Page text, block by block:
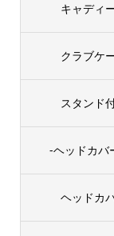
キャディ
クラブケ
スタンド
-ヘッドカバ
ヘッドカ